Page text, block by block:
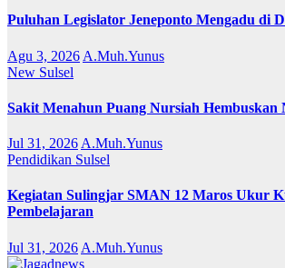
Puluhan Legislator Jeneponto Mengadu di
Agu 3, 2026 A.Muh.Yunus
New Sulsel
Sakit Menahun Puang Nursiah Hembuskan
Jul 31, 2026 A.Muh.Yunus
Pendidikan Sulsel
Kegiatan Sulingjar SMAN 12 Maros Ukur
Pembelajaran
Jul 31, 2026 A.Muh.Yunus